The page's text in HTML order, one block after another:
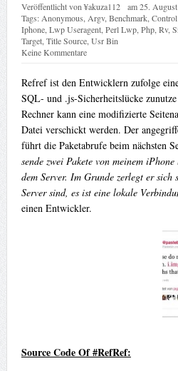
Veröffentlicht von¥akuza112 am25.
Tags: Anonymous Argv, Benchmark,
Iphone, Lwp Useragent, Perl Lwp, Php, Rv,
Target, Title Source, Usr Bin
Keine Kommentare
Refref ist den Entwicklern zufolge
SQL- und .js-Sicherheitslücke
Rechner kann eine modifizierte
Datei verschickt werden. Der
führt die Paketabrufe beim nächsten
sende zwei Pakete von meinem
dem Server. Im Grunde zerlegt er sich
Server sind, es ist eine lokale
einen Entwickler.
Source Code Of #RefRef: